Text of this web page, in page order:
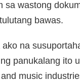
sa wastong
bawas.
ako na
panukalang ito
music